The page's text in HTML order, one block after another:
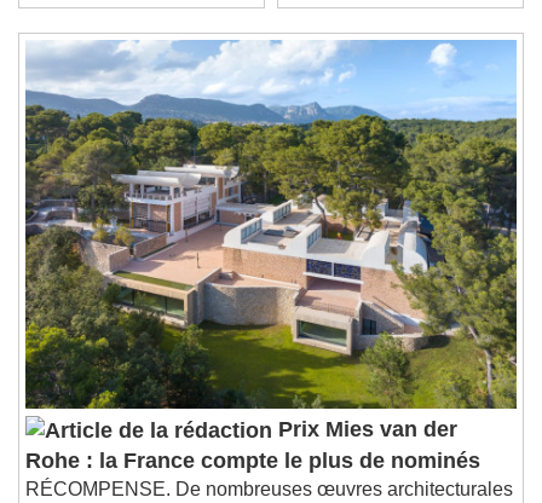
Remaining Time-0:00
1x
Playback Rate
Chapters
Chapters
Descriptions
descriptions off, selected
Subtitles
subtitles settings, opens subtitles
settings dialog
subtitles off, selected
Audio Track
Picture-in-Picture
Fullscreen
This is a modal window.
Beginning of dialog window. Escape will cancel
and close the window.
Prix Mies van der
Rohe : la France compte le plus de nominés
RÉCOMPENSE. De nombreuses œuvres architecturales